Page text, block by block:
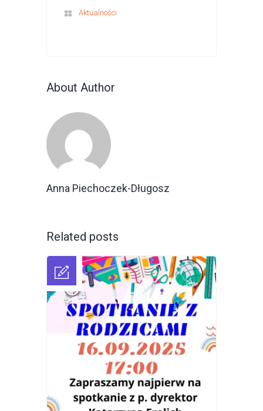
Aktualności
About Author
Anna Piechoczek-Długosz
Related posts